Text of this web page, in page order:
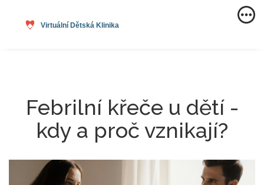
Febrilní křeče u dětí -
kdy a proč vznikají?